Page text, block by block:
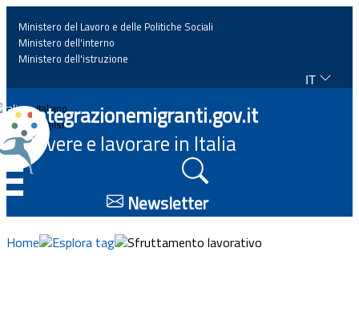
Home
News
Approfondimenti
Eventi
Ministero del Lavoro e delle Politiche Sociali
Ministero dell'interno
Ministero dell'istruzione
IT
Italiano
English
Integrazionemigranti.gov.it
Vivere e lavorare in Italia
Newsletter
Home Esplora tag Sfruttamento lavorativo